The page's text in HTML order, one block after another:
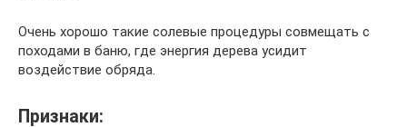
Очень хорошо такие солевые процедуры совмещать с
походами в баню, где энергия дерева усидит
воздействие обряда.
Признаки: